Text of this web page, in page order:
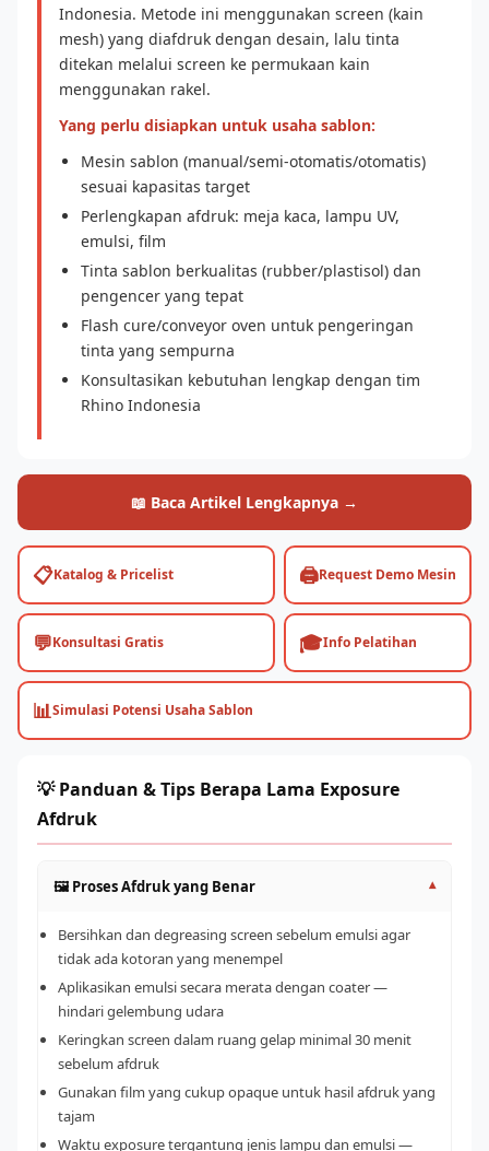
Indonesia. Metode ini menggunakan screen (kain
mesh) yang diafdruk dengan desain, lalu tinta
ditekan melalui screen ke permukaan kain
menggunakan rakel.
Yang perlu disiapkan untuk usaha sablon:
Mesin sablon (manual/semi-otomatis/otomatis)
sesuai kapasitas target
Perlengkapan afdruk: meja kaca, lampu UV,
emulsi, film
Tinta sablon berkualitas (rubber/plastisol) dan
pengencer yang tepat
Flash cure/conveyor oven untuk pengeringan
tinta yang sempurna
Konsultasikan kebutuhan lengkap dengan tim
Rhino Indonesia
📖 Baca Artikel Lengkapnya →
📋Katalog & Pricelist 🖨️Request Demo Mesin
💬Konsultasi Gratis 🎓Info Pelatihan
📊Simulasi Potensi Usaha Sablon
💡 Panduan & Tips Berapa Lama Exposure
Afdruk
🖼️ Proses Afdruk yang Benar ▾
Bersihkan dan degreasing screen sebelum emulsi agar
tidak ada kotoran yang menempel
Aplikasikan emulsi secara merata dengan coater —
hindari gelembung udara
Keringkan screen dalam ruang gelap minimal 30 menit
sebelum afdruk
Gunakan film yang cukup opaque untuk hasil afdruk yang
tajam
Waktu exposure tergantung jenis lampu dan emulsi —